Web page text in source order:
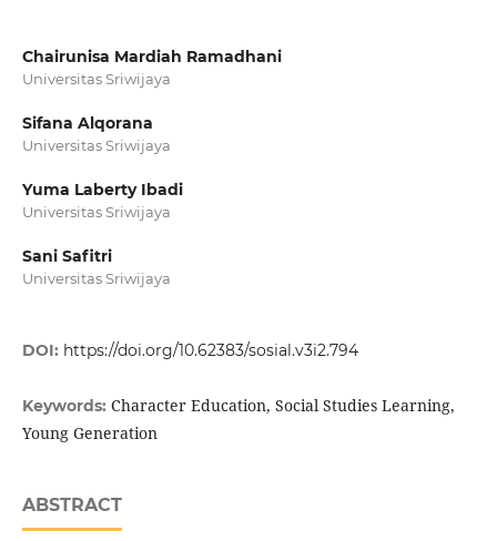
Chairunisa Mardiah Ramadhani
Universitas Sriwijaya
Sifana Alqorana
Universitas Sriwijaya
Yuma Laberty Ibadi
Universitas Sriwijaya
Sani Safitri
Universitas Sriwijaya
DOI: https://doi.org/10.62383/sosial.v3i2.794
Keywords: Character Education, Social Studies Learning,
Young Generation
ABSTRACT